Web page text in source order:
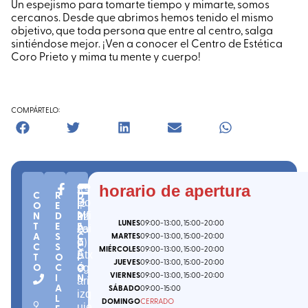
Un espejismo para tomarte tiempo y mimarte, somos
cercanos. Desde que abrimos hemos tenido el mismo
objetivo, que toda persona que entre al centro, salga
sintiéndose mejor. ¡Ven a conocer el Centro de Estética
Coro Prieto y mima tu mente y cuerpo!
COMPÁRTELO:
C
O
N
T
A
C
T
O
9
R
E
D
E
S
S
O
C
I
A
L
horario de apertura
LUNES09:00-13:00, 15:00-20:00
MARTES09:00-13:00, 15:00-20:00
MIÉRCOLES09:00-13:00, 15:00-20:00
JUEVES09:00-13:00, 15:00-20:00
VIERNES09:00-13:00, 15:00-20:00
SÁBADO09:00-15:00
DOMINGOCERRADO
D
I
R
E
C
C
I
Ó
N
Bo
nifi
cai
o
Etx
eg
ari
izq
C.
P.
2
0
7
5
0
Z
U
M
A
I
A
(G
ip
uz
ko
a)